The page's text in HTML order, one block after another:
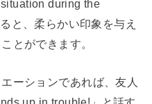
during the
と、柔らかい印象を与え
とができます。
ーションであれば、友人